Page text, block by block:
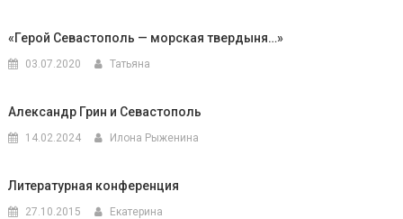
«Герой Севастополь — морская твердыня…»
03.07.2020 Татьяна
Александр Грин и Севастополь
14.02.2024 Илона Рыженина
Литературная конференция
27.10.2015 Екатерина